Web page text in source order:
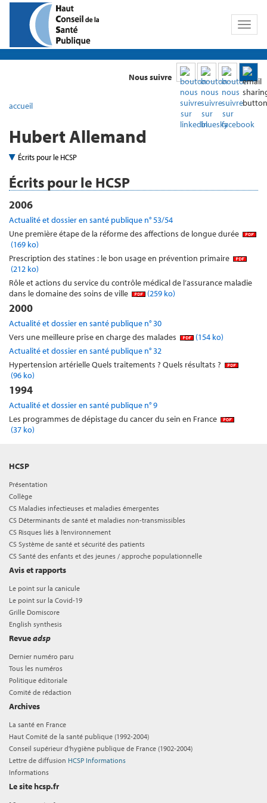
Toggle
Nous suivre
accueil
Hubert Allemand
Écrits pour le HCSP
Écrits pour le HCSP
2006
Actualité et dossier en santé publique n° 53/54
Une première étape de la réforme des affections de longue durée
(169 ko)
Prescription des statines : le bon usage en prévention primaire
(212 ko)
Rôle et actions du service du contrôle médical de l’assurance maladie
dans le domaine des soins de ville
(259 ko)
2000
Actualité et dossier en santé publique n° 30
Vers une meilleure prise en charge des malades
(154 ko)
Actualité et dossier en santé publique n° 32
Hypertension artérielle Quels traitements ? Quels résultats ?
(96 ko)
1994
Actualité et dossier en santé publique n° 9
Les programmes de dépistage du cancer du sein en France
(37 ko)
HCSP
Présentation
Collège
CS Maladies infectieuses et maladies émergentes
CS Déterminants de santé et maladies non-transmissibles
CS Risques liés à l’environnement
CS Système de santé et sécurité des patients
CS Santé des enfants et des jeunes / approche populationnelle
Avis et rapports
Le point sur la canicule
Le point sur la Covid-19
Grille Domiscore
English synthesis
Revueadsp
Dernier numéro paru
Tous les numéros
Politique éditoriale
Comité de rédaction
Archives
La santé en France
Haut Comité de la santé publique (1992-2004)
Conseil supérieur d'hygiène publique de France (1902-2004)
Lettre de diffusion HCSP Informations
Informations
Le site hcsp.fr